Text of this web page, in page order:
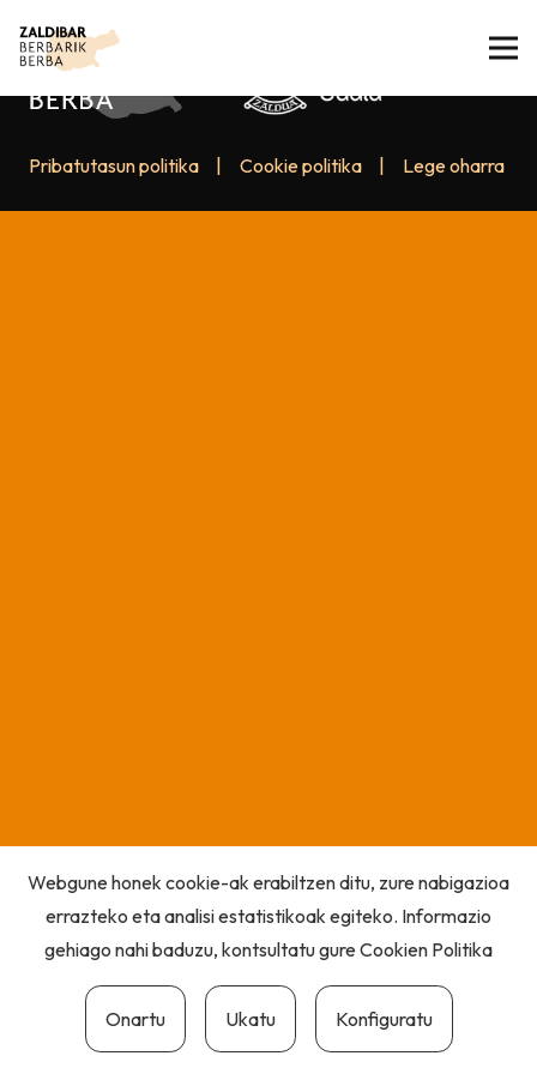
Pribatutasun politika Cookie politika Lege oharra
Webgune honek cookie-ak erabiltzen ditu, zure nabigazioa
errazteko eta analisi estatistikoak egiteko. Informazio
gehiago nahi baduzu, kontsultatu gureCookien Politika
Onartu Ukatu Konfiguratu